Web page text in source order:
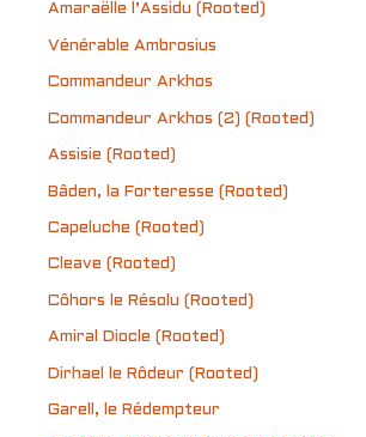
Amaraëlle l’Assidu (Rooted)
Vénérable Ambrosius
Commandeur Arkhos
Commandeur Arkhos (2) (Rooted)
Assisie (Rooted)
Bâden, la Forteresse (Rooted)
Capeluche (Rooted)
Cleave (Rooted)
Côhors le Résolu (Rooted)
Amiral Diocle (Rooted)
Dirhael le Rôdeur (Rooted)
Garell, le Rédempteur